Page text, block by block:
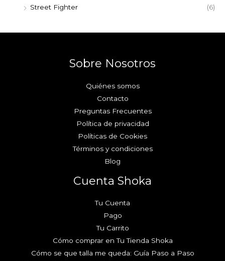
Street Fighter
(6)
Sobre Nosotros
Quiénes somos
Contacto
Preguntas Frecuentes
Política de privacidad
Políticas de Cookies
Términos y condiciones
Blog
Cuenta Shoka
Tu Cuenta
Pago
Tu Carrito
Cómo comprar en Tu Tienda Shoka
Cómo se que talla me queda: Guía Paso a Paso